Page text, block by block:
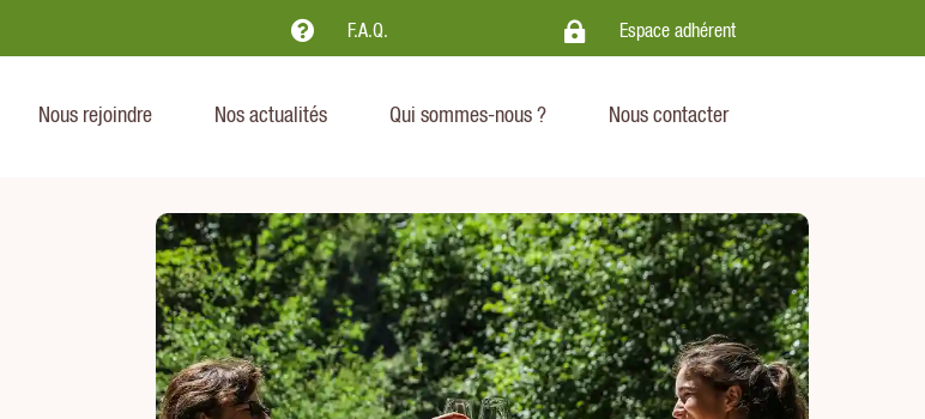
 F.A.Q.  Espace adhérent
Nous rejoindre Nos actualités Qui sommes-nous ? Nous contacter